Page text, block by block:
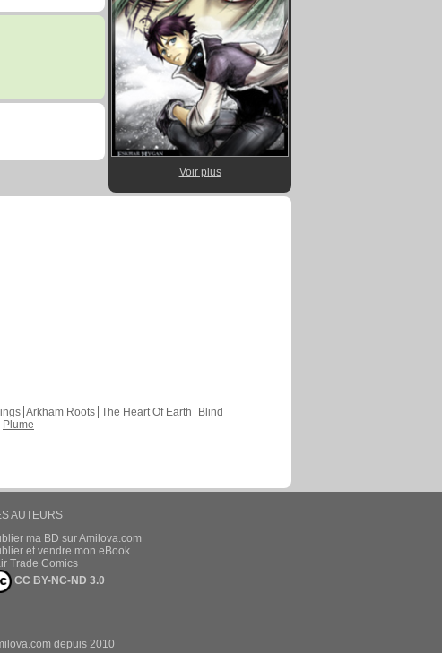
Voir plus
Arkham Roots The Heart Of Earth
Blind
Plume
AUTEURS
ma BD sur Amilova.com
et vendre mon eBook
Trade Comics
CC BY-NC-ND 3.0
depuis 2010